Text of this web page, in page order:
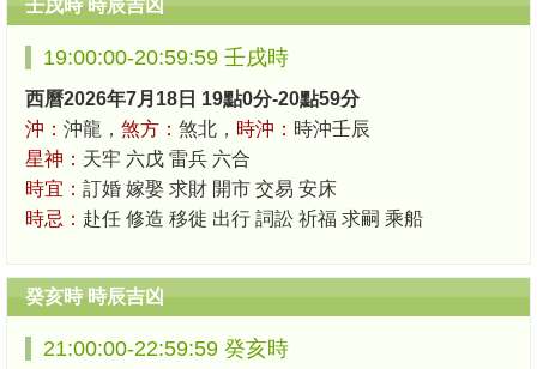
壬戌時 時辰吉凶
19:00:00-20:59:59 壬戌時
西曆2026年7月18日 19點0分-20點59分
沖： 沖龍， 煞方： 煞北， 時沖： 時沖壬辰
星神： 天牢 六戊 雷兵 六合
時宜： 訂婚 嫁娶 求財 開市 交易 安床
時忌： 赴任 修造 移徙 出行 詞訟 祈福 求嗣 乘船
癸亥時 時辰吉凶
21:00:00-22:59:59 癸亥時